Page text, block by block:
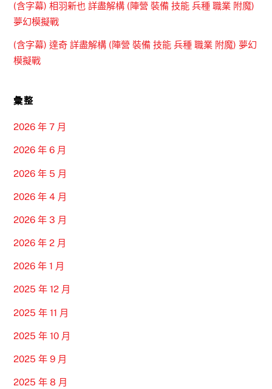
(含字幕) 相羽新也 詳盡解構 (陣營 裝備 技能 兵種 職業 附魔)
夢幻模擬戰
(含字幕) 達奇 詳盡解構 (陣營 裝備 技能 兵種 職業 附魔) 夢幻
模擬戰
彙整
2026 年 7 月
2026 年 6 月
2026 年 5 月
2026 年 4 月
2026 年 3 月
2026 年 2 月
2026 年 1 月
2025 年 12 月
2025 年 11 月
2025 年 10 月
2025 年 9 月
2025 年 8 月